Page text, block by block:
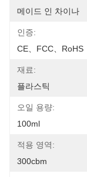
메이드 인 차이나
인증:
CE、FCC、RoHS
재료:
플라스틱
오일 용량:
100ml
적용 영역:
300cbm